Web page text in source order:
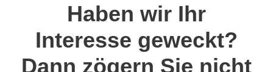
Haben wir Ihr
Interesse geweckt?
Dann zögern Sie nicht